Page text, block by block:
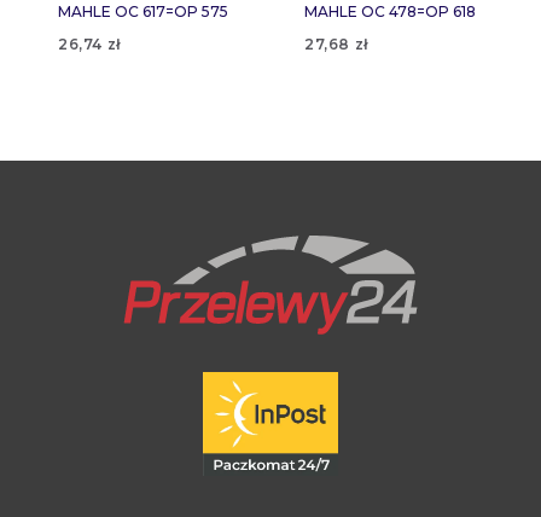
MAHLE OC 617=OP 575
26,74 zł
MAHLE OC 478=OP 618
27,68 zł